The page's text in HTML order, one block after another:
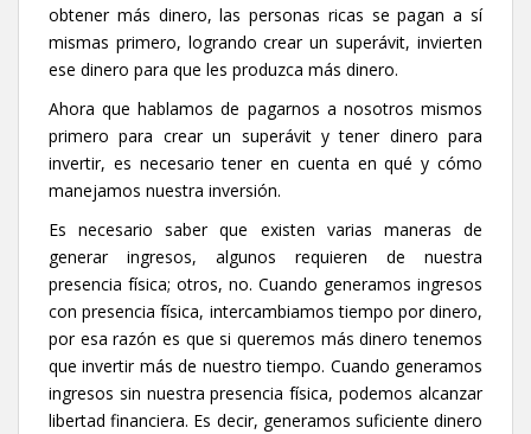
obtener más dinero, las personas ricas se pagan a sí
mismas primero, logrando crear un superávit, invierten
ese dinero para que les produzca más dinero.
Ahora que hablamos de pagarnos a nosotros mismos
primero para crear un superávit y tener dinero para
invertir, es necesario tener en cuenta en qué y cómo
manejamos nuestra inversión.
Es necesario saber que existen varias maneras de
generar ingresos, algunos requieren de nuestra
presencia física; otros, no. Cuando generamos ingresos
con presencia física, intercambiamos tiempo por dinero,
por esa razón es que si queremos más dinero tenemos
que invertir más de nuestro tiempo. Cuando generamos
ingresos sin nuestra presencia física, podemos alcanzar
libertad financiera. Es decir, generamos suficiente dinero